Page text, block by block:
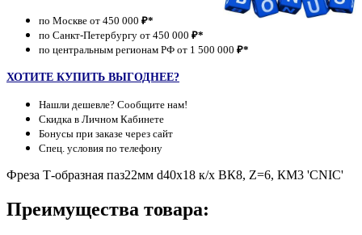
по Москве от 450 000 ₽*
по Санкт-Петербургу от 450 000 ₽*
по центральным регионам РФ от 1 500 000 ₽*
ХОТИТЕ КУПИТЬ ВЫГОДНЕЕ?
Нашли дешевле? Сообщите нам!
Скидка в Личном Кабинете
Бонусы при заказе через сайт
Спец. условия по телефону
Фреза Т-образная паз22мм d40х18 к/х ВК8, Z=6, КМ3 'CNIC'
Преимущества товара: